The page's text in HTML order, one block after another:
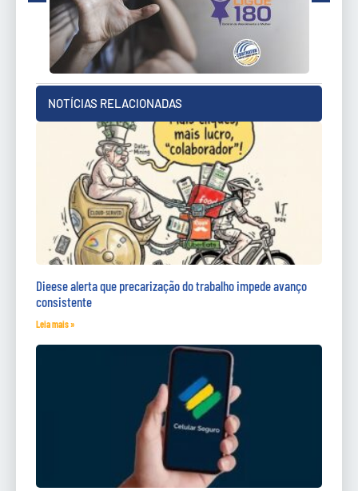
NOTÍCIAS RELACIONADAS
Dieese alerta que precarização do trabalho impede avanço
consistente
Leia mais »